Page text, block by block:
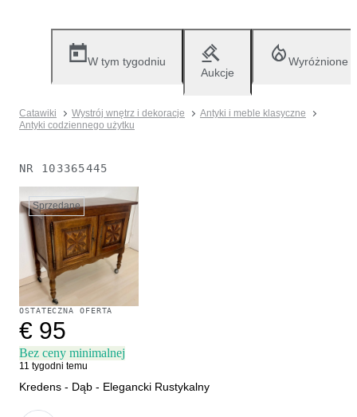
W tym tygodniu
Aukcje
Wyróżnione
Catawiki Wystrój wnętrz i dekoracje
Antyki i meble klasyczne
Antyki codziennego użytku
NR 103365445
Sprzedane
OSTATECZNA OFERTA
€ 95
Bez ceny minimalnej
11 tygodni temu
Kredens - Dąb - Elegancki Rustykalny